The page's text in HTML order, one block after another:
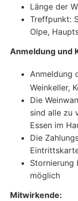
Länge der
Treffpunkt:
Olpe,
Anmeldung und
Anmeldung
Weinkeller,
Die
sind alle zu
Essen im
Die
Stornierung
möglich
Mitwirkende: